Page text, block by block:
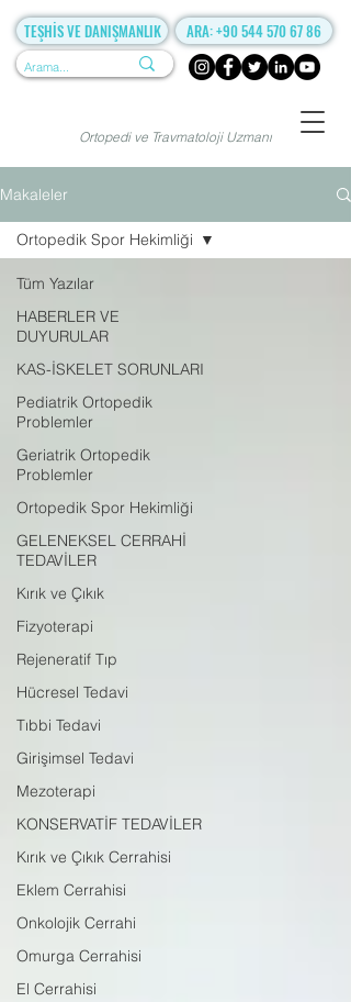
Ortopedi ve Travmatoloji Uzmanı
TEŞHİS VE DANIŞMANLIK ARA: +90 544 570 67 86
Makaleler
Tüm Yazılar
HABERLER VE
DUYURULAR
KAS-İSKELET SORUNLARI
Pediatrik Ortopedik
Problemler
Geriatrik Ortopedik
Problemler
Ortopedik Spor Hekimliği
GELENEKSEL CERRAHİ
TEDAVİLER
Kırık ve Çıkık
Fizyoterapi
Rejeneratif Tıp
Hücresel Tedavi
Tıbbi Tedavi
Girişimsel Tedavi
Mezoterapi
KONSERVATİF TEDAVİLER
Kırık ve Çıkık Cerrahisi
Eklem Cerrahisi
Onkolojik Cerrahi
Omurga Cerrahisi
El Cerrahisi
Ortopedik Spor Hekimliği